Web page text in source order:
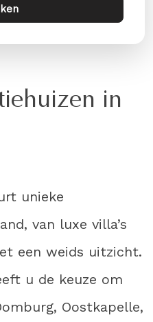
in
unieke
van luxe villa’s
een weids uitzicht.
u de keuze om
Oostkapelle,